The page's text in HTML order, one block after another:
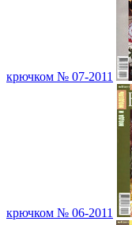
крючком № 07-2011
крючком № 06-2011